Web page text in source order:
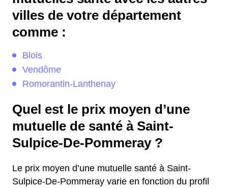
villes de votre département
comme :
Blois
Vendôme
Romorantin-Lanthenay
Quel est le prix moyen d’une
mutuelle de santé à Saint-
Sulpice-De-Pommeray ?
Le prix moyen d’une mutuelle santé à Saint-
Sulpice-De-Pommeray varie en fonction du profil